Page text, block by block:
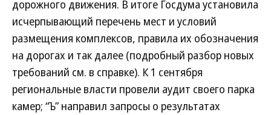
дорожного движения. В итоге Госдума установила
исчерпывающий перечень мест и условий
размещения комплексов, правила их обозначения
на дорогах и так далее (подробный разбор новых
требований см. в справке). К 1 сентября
региональные власти провели аудит своего парка
камер; “Ъ” направил запросы о результатах